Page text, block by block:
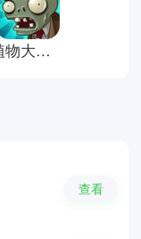
植物大战僵尸无尽版
查看